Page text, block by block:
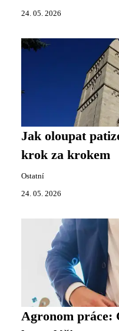
24. 05. 2026
Jak oloupat
krok za krokem
Ostatní
24. 05. 2026
Agronom práce: